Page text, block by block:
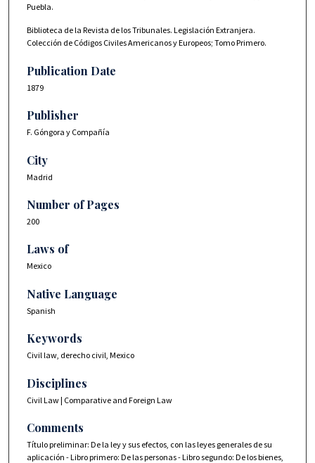
Puebla.
Biblioteca de la Revista de los Tribunales. Legislación Extranjera.
Colección de Códigos Civiles Americanos y Europeos; Tomo Primero.
Publication Date
1879
Publisher
F. Góngora y Compañía
City
Madrid
Number of Pages
200
Laws of
Mexico
Native Language
Spanish
Keywords
Civil law, derecho civil, Mexico
Disciplines
Civil Law | Comparative and Foreign Law
Comments
Título preliminar: De la ley y sus efectos, con las leyes generales de su
aplicación - Libro primero: De las personas - Libro segundo: De los bienes,